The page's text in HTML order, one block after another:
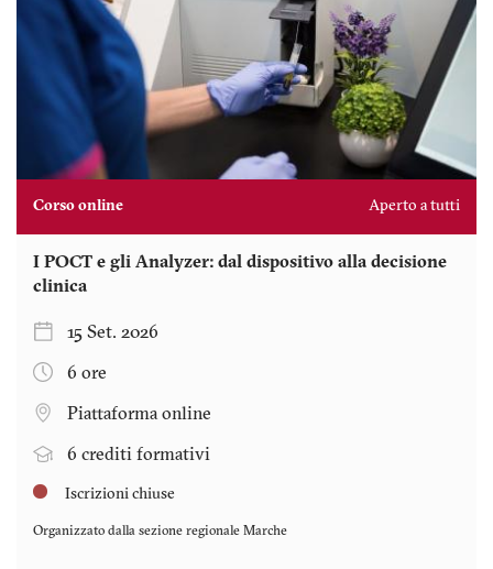
Corso online Aperto a tutti
I POCT e gli Analyzer: dal dispositivo alla decisione
clinica
15 Set. 2026
6 ore
Piattaforma online
6 crediti formativi
Iscrizioni chiuse
Organizzato dalla sezione regionale Marche